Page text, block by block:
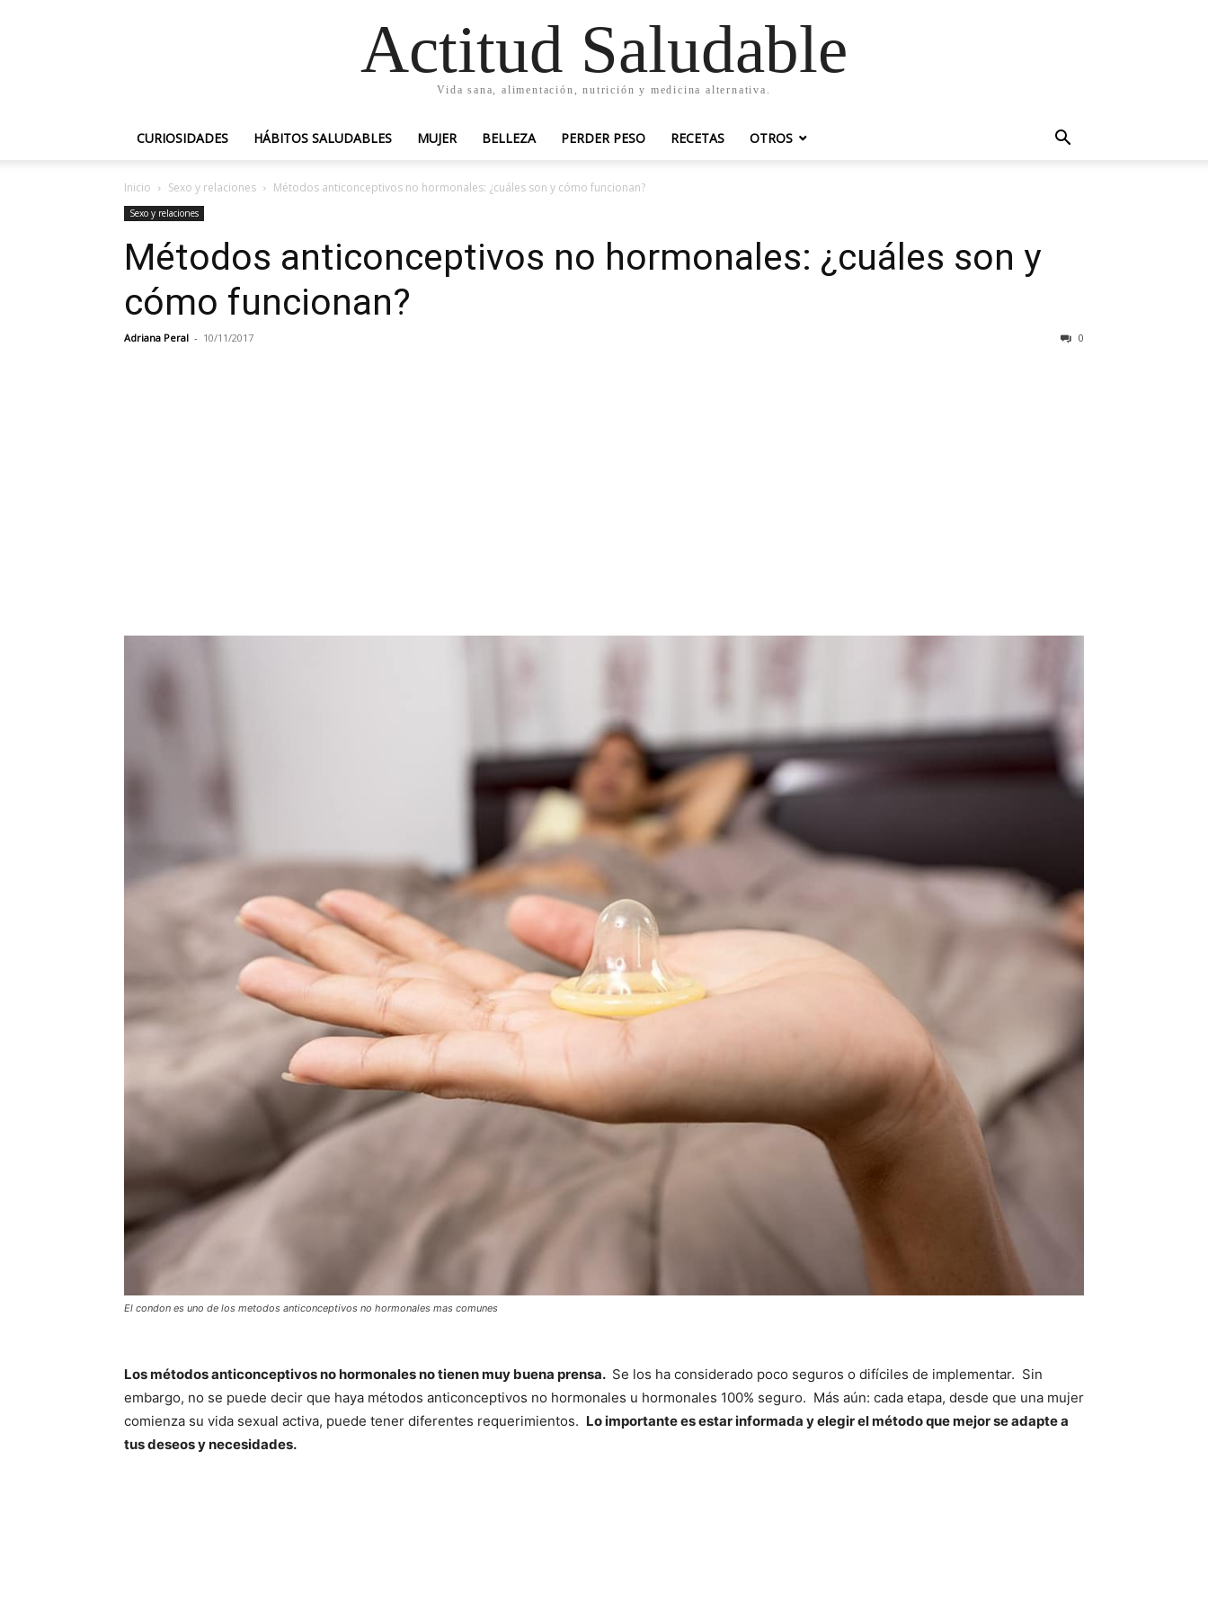
Actitud Saludable
Vida sana, alimentación, nutrición y medicina alternativa.
CURIOSIDADES HÁBITOS SALUDABLES MUJER BELLEZA PERDER PESO RECETAS OTROS
Inicio Sexo y relaciones Métodos anticonceptivos no hormonales: ¿cuáles son y cómo funcionan?
Sexo y relaciones
Métodos anticonceptivos no hormonales: ¿cuáles son y
cómo funcionan?
Adriana Peral - 10/11/2017 0
El condon es uno de los metodos anticonceptivos no hormonales mas comunes
Los métodos anticonceptivos no hormonales no tienen muy buena prensa. Se los ha considerado poco seguros o difíciles de implementar. Sin
embargo, no se puede decir que haya métodos anticonceptivos no hormonales u hormonales 100% seguro. Más aún: cada etapa, desde que una mujer
comienza su vida sexual activa, puede tener diferentes requerimientos. Lo importante es estar informada y elegir el método que mejor se adapte a
tus deseos y necesidades.